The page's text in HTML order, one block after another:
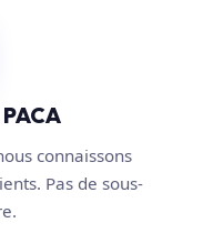
connaissons
Pas de sous-